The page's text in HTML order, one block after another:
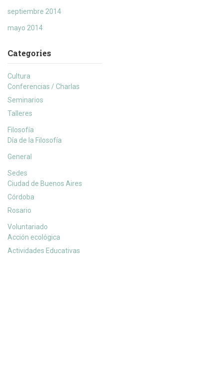
septiembre 2014
mayo 2014
Categories
Cultura
Conferencias / Charlas
Seminarios
Talleres
Filosofía
Día de la Filosofía
General
Sedes
Ciudad de Buenos Aires
Córdoba
Rosario
Voluntariado
Acción ecológica
Actividades Educativas